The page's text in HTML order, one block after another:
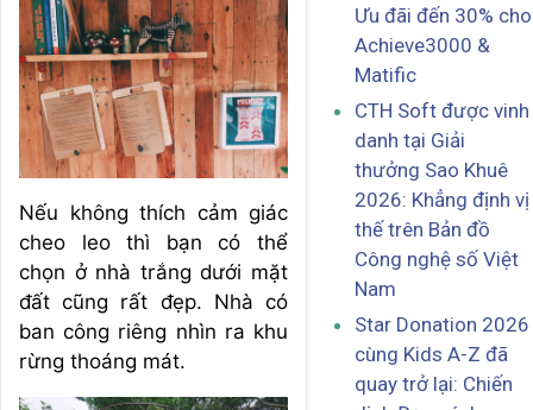
Nếu không thích cảm giác
cheo leo thì bạn có thể
chọn ở nhà trắng dưới mặt
đất cũng rất đẹp. Nhà có
ban công riêng nhìn ra khu
rừng thoáng mát.
Ưu đãi đến 30% cho
Achieve3000 &
Matific
CTH Soft được vinh
danh tại Giải
thưởng Sao Khuê
2026: Khẳng định vị
thế trên Bản đồ
Công nghệ số Việt
Nam
Star Donation 2026
cùng Kids A-Z đã
quay trở lại: Chiến